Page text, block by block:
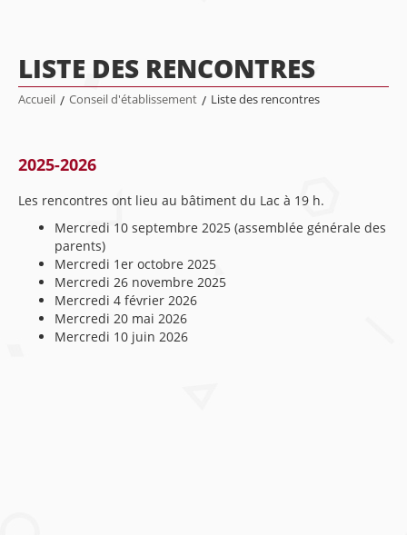
LISTE DES RENCONTRES
Accueil / Conseil d'établissement / Liste des rencontres
2025-2026
Les rencontres ont lieu au bâtiment du Lac à 19 h.
Mercredi 10 septembre 2025 (assemblée générale des
parents)
Mercredi 1er octobre 2025
Mercredi 26 novembre 2025
Mercredi 4 février 2026
Mercredi 20 mai 2026
Mercredi 10 juin 2026